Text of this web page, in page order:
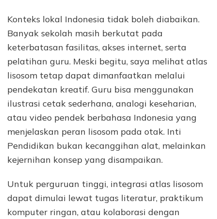
Konteks lokal Indonesia tidak boleh diabaikan.
Banyak sekolah masih berkutat pada
keterbatasan fasilitas, akses internet, serta
pelatihan guru. Meski begitu, saya melihat atlas
lisosom tetap dapat dimanfaatkan melalui
pendekatan kreatif. Guru bisa menggunakan
ilustrasi cetak sederhana, analogi keseharian,
atau video pendek berbahasa Indonesia yang
menjelaskan peran lisosom pada otak. Inti
Pendidikan bukan kecanggihan alat, melainkan
kejernihan konsep yang disampaikan.
Untuk perguruan tinggi, integrasi atlas lisosom
dapat dimulai lewat tugas literatur, praktikum
komputer ringan, atau kolaborasi dengan